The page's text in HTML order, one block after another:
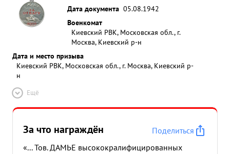
Дата документа 05.08.1942
Военкомат
Киевский РВК, Московская обл., г.
Москва, Киевский р-н
Дата и место призыва
Киевский РВК, Московская обл., г. Москва, Киевский р-
н
Ещё
За что награждён
Поделиться
«... Тов. ДАМЬЕ высококралифицированных